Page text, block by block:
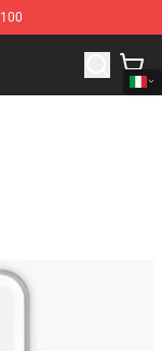
Vampire